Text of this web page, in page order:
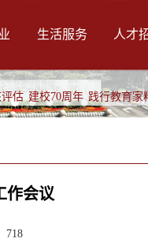
生活服务 人才
估 建校70周年 践行教育家
作会议
718